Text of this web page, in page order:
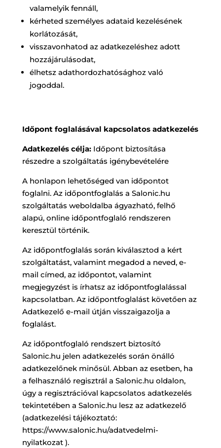
valamelyik fennáll,
kérheted személyes adataid kezelésének
korlátozását,
visszavonhatod az adatkezeléshez adott
hozzájárulásodat,
élhetsz adathordozhatósághoz való
jogoddal.
Időpont foglalásával kapcsolatos adatkezelés
Adatkezelés célja: Időpont biztosítása
részedre a szolgáltatás igénybevételére
A honlapon lehetőséged van időpontot
foglalni. Az időpontfoglalás a Salonic.hu
szolgáltatás weboldalba ágyazható, felhő
alapú, online időpontfoglaló rendszeren
keresztül történik.
Az időpontfoglalás során kiválasztod a kért
szolgáltatást, valamint megadod a neved, e-
mail címed, az időpontot, valamint
megjegyzést is írhatsz az időpontfoglalással
kapcsolatban. Az időpontfoglalást követően az
Adatkezelő e-mail útján visszaigazolja a
foglalást.
Az időpontfoglaló rendszert biztosító
Salonic.hu jelen adatkezelés során önálló
adatkezelőnek minősül. Abban az esetben, ha
a felhasználó regisztrál a Salonic.hu oldalon,
úgy a regisztrációval kapcsolatos adatkezelés
tekintetében a Salonic.hu lesz az adatkezelő
(adatkezelési tájékoztató:
https://www.salonic.hu/adatvedelmi-
nyilatkozat ).